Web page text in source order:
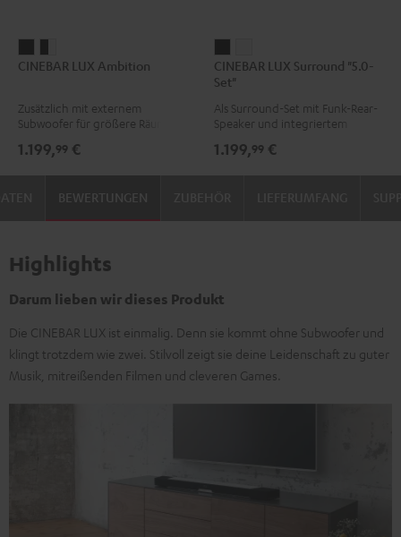
LUX
Schwarz
LUX
Schwarz
Weiß
CINEBAR LUX Ambition
Zusätzlich mit externem
Subwoofer für größere Räume
1.199,99 €
LUX
Surround
"5.0-
Schwarz
LUX
"5.0-
Weiß
CINEBAR LUX Surround "5.0-
Set"
Als Surround-Set mit Funk-Rear-
Speaker und integriertem
1.199,99 €
BEWERTUNGEN
Highlights
Darum lieben wir dieses Produkt
Die CINEBAR LUX ist einmalig. Denn sie kommt ohne Subwoofer und
klingt trotzdem wie zwei. Stilvoll zeigt sie deine Leidenschaft zu guter
Musik, mitreißenden Filmen und cleveren Games.